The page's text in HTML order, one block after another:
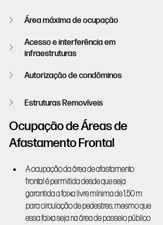
Área máxima de ocupação
Acesso e interferência em
infraestruturas
Autorização de condôminos
Estruturas Removíveis
Ocupação de Áreas de
Afastamento Frontal
A ocupação da área de afastamento
frontal é permitida desde que seja
garantida a faixa livre mínima de 1,50 m
para circulação de pedestres, mesmo que
essa faixa seja na área de passeio público